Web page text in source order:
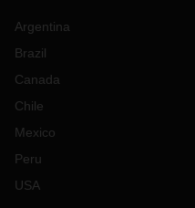
Argentina
Brazil
Canada
Chile
Mexico
Peru
USA